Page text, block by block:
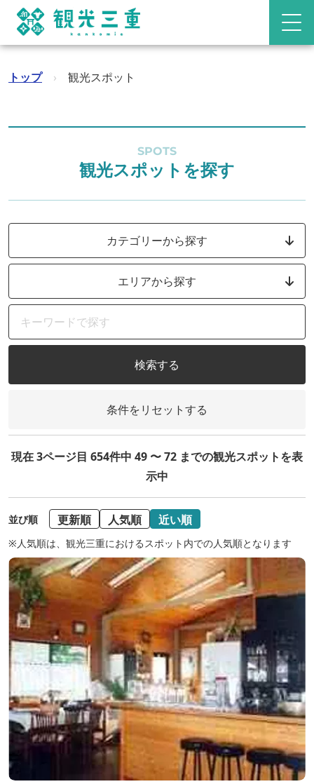
トップ › 観光スポット
SPOTS
観光スポットを探す
カテゴリーから探す
エリアから探す
検索する
条件をリセットする
現在 3ページ目 654件中 49 〜 72 までの観光スポットを表
示中
並び順 更新順 人気順 近い順
※人気順は、観光三重におけるスポット内での人気順となります